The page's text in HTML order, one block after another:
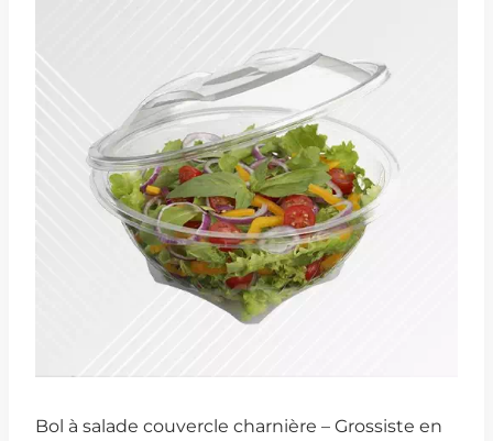
Bol à salade couvercle charnière – Grossiste en